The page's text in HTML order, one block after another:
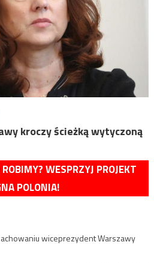
kroczy ścieżką wytyczoną
WESPRZYJ PROJEKT
POLONIA!
wiceprezydent Warszawy